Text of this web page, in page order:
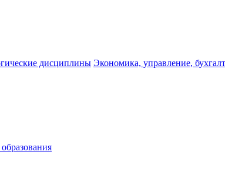
дисциплины Экономика, управление,